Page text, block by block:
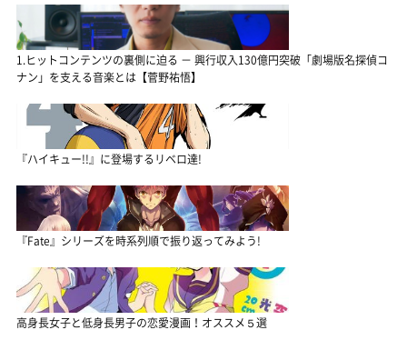
1.ヒットコンテンツの裏側に迫る － 興行収入130億円突破「劇場版名探偵コ
ナン」を支える音楽とは【菅野祐悟】
『ハイキュー!!』に登場するリベロ達!
『Fate』シリーズを時系列順で振り返ってみよう!
高身長女子と低身長男子の恋愛漫画！オススメ５選